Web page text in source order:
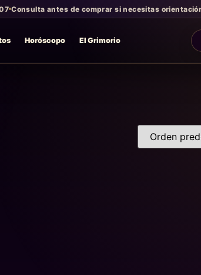
Consulta antes de comprar si necesitas
Horóscopo El Grimorio